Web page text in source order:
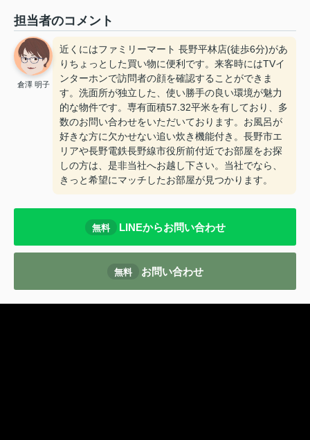
担当者のコメント
倉澤 明子
近くにはファミリーマート 長野平林店(徒歩6分)があ
りちょっとした買い物に便利です。来客時にはTVイ
ンターホンで訪問者の顔を確認することができま
す。洗面所が独立した、使い勝手の良い環境が魅力
的な物件です。専有面積57.32平米を有しており、多
数のお問い合わせをいただいております。お風呂が
好きな方に欠かせない追い炊き機能付き。長野市エ
リアや長野電鉄長野線市役所前付近でお部屋をお探
しの方は、是非当社へお越し下さい。当社でなら、
きっと希望にマッチしたお部屋が見つかります。
無料 LINEからお問い合わせ
無料 お問い合わせ